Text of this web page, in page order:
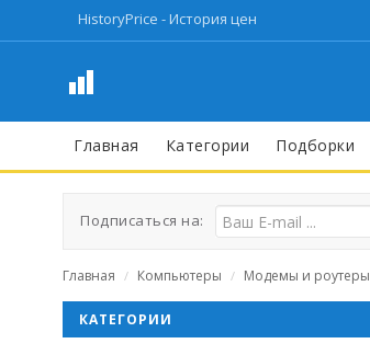
HistoryPrice - История цен
Главная Категории Подборки
Подписаться на:
Главная / Компьютеры / Модемы и роутеры
КАТЕГОРИИ